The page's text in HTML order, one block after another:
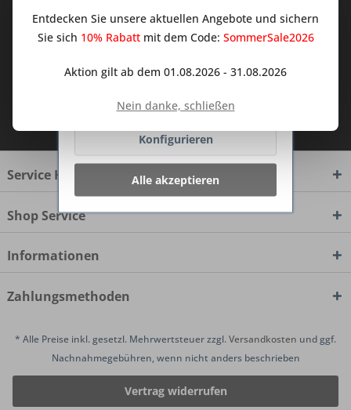
Sie keine Neuigkeit oder Aktion mehr aus
dem Traum Küchen - Shop.
Ich habe dieDatenschutzbestimmungen
zur Kenntnis genommen.
Service Hotline
Shop Service
Informationen
Zahlungsmethoden
* Alle Preise inkl. gesetzl. Mehrwertsteuer zzgl.Versandkosten und ggf.
Nachnahmegebühren, wenn nicht anders beschrieben
Vertrag widerrufen
Entdecken Sie unsere aktuellen Angebote und sichern
Sie sich 10% Rabattmit dem Code: SommerSale2026
Aktion gilt ab dem 01.08.2026 - 31.08.2026
Nein danke, schließen
Netzwerken vereinfachen sollen,
werden nur mit Ihrer Zustimmung
Ablehnen
Konfigurieren
Alle akzeptieren